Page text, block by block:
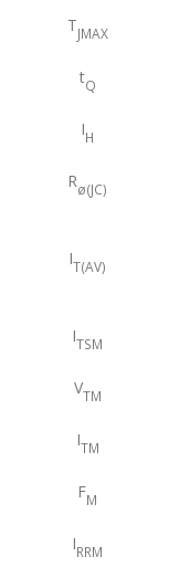
TJMAX
tQ
IH
Rø(JC)
IT(AV)
ITSM
VTM
ITM
FM
IRRM